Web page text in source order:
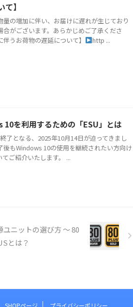
】
の増加に伴い、お届けに遅れが生じており
がございます。あらかじめご了承くださ
うお荷物の遅延について】
http ...
を利用するための「ESU」とは
了となる、2025年10月14日が迫ってきまし
後もWindows 10の使用を継続されたい方向け
ご紹介いたします。 ...
ユニットの選び方 ～ 80
とは？